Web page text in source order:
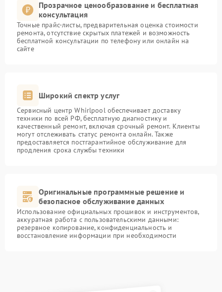
Прозрачное ценообразование и бесплатная
консультация
Точные прайс-листы, предварительная оценка стоимости
ремонта, отсутствие скрытых платежей и возможность
бесплатной консультации по телефону или онлайн на
сайте
Широкий спектр услуг
Сервисный центр Whirlpool обеспечивает доставку
техники по всей РФ, бесплатную диагностику и
качественный ремонт, включая срочный ремонт. Клиенты
могут отслеживать статус ремонта онлайн. Также
предоставляется постгарантийное обслуживание для
продления срока службы техники
Оригинальные программные решение и
безопасное обслуживание данных
Использование официальных прошивок и инструментов,
аккуратная работа с пользовательскими данными:
резервное копирование, конфиденциальность и
восстановление информации при необходимости